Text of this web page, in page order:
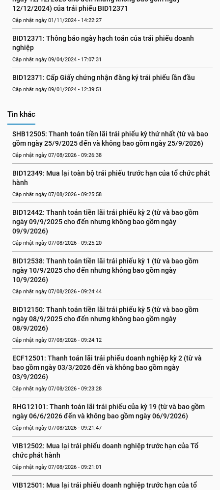
12/12/2024) của trái phiếu BID12371
Cập nhật ngày 01/11/2024 - 14:22:27
BID12371: Thông báo ngày hạch toán của trái phiếu doanh
nghiệp
Cập nhật ngày 09/04/2024 - 17:07:31
BID12371: Cấp Giấy chứng nhận đăng ký trái phiếu lần đầu
Cập nhật ngày 09/01/2024 - 12:39:51
Tin khác
SHB12505: Thanh toán tiền lãi trái phiếu kỳ thứ nhất (từ và bao
gồm ngày 25/9/2025 đến và không bao gồm ngày 25/9/2026)
Cập nhật ngày 07/08/2026 - 09:26:38
BID12349: Mua lại toàn bộ trái phiếu trước hạn của tổ chức phát
hành
Cập nhật ngày 07/08/2026 - 09:25:58
BID12442: Thanh toán tiền lãi trái phiếu kỳ 2 (từ và bao gồm
ngày 09/9/2025 cho đến nhưng không bao gồm ngày
09/9/2026)
Cập nhật ngày 07/08/2026 - 09:25:20
BID12538: Thanh toán tiền lãi trái phiếu kỳ 1 (từ và bao gồm
ngày 10/9/2025 cho đến nhưng không bao gồm ngày
10/9/2026)
Cập nhật ngày 07/08/2026 - 09:24:44
BID12150: Thanh toán tiền lãi trái phiếu kỳ 5 (từ và bao gồm
ngày 08/9/2025 cho đến nhưng không bao gồm ngày
08/9/2026)
Cập nhật ngày 07/08/2026 - 09:24:12
ECF12501: Thanh toán lãi trái phiếu doanh nghiệp kỳ 2 (từ và
bao gồm ngày 03/3/2026 đến và không bao gồm ngày
03/9/2026)
Cập nhật ngày 07/08/2026 - 09:23:28
RHG12101: Thanh toán lãi trái phiếu của kỳ 19 (từ và bao gồm
ngày 06/6/2026 đến và không bao gồm ngày 06/9/2026)
Cập nhật ngày 07/08/2026 - 09:21:47
VIB12502: Mua lại trái phiếu doanh nghiệp trước hạn của Tổ
chức phát hành
Cập nhật ngày 07/08/2026 - 09:21:01
VIB12501: Mua lại trái phiếu doanh nghiệp trước hạn của tổ